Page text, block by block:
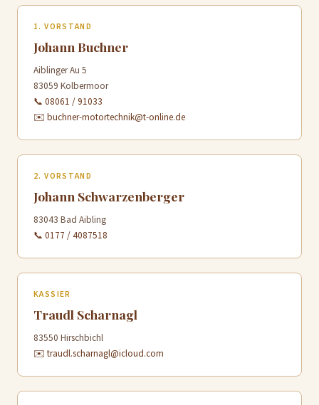
1. VORSTAND
Johann Buchner
Aiblinger Au 5
83059 Kolbermoor
📞 08061 / 91033
✉️ buchner-motortechnik@t-online.de
2. VORSTAND
Johann Schwarzenberger
83043 Bad Aibling
📞 0177 / 4087518
KASSIER
Traudl Scharnagl
83550 Hirschbichl
✉️ traudl.scharnagl@icloud.com